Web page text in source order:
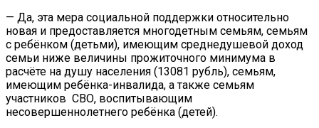
— Да, эта мера социальной поддержки относительно
новая и предоставляется многодетным семьям, семьям
с ребёнком (детьми), имеющим среднедушевой доход
семьи ниже величины прожиточного минимума в
расчёте на душу населения (13081 рубль), семьям,
имеющим ребёнка-инвалида, а также семьям
участников СВО, воспитывающим
несовершеннолетнего ребёнка (детей).